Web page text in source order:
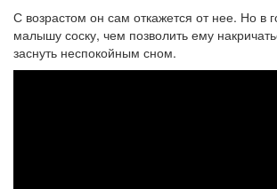
С возрастом он сам откажется от нее. Но в
малышу соску, чем позволить ему
заснуть неспокойным сном.